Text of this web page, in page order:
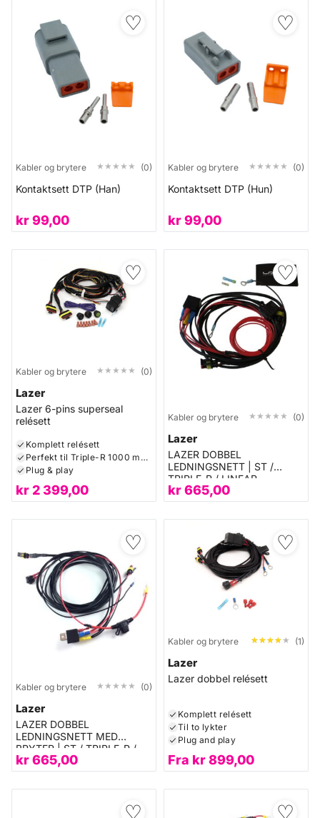
♡
Kabler og brytere ★★★★★
★★★★★ (0)
Kontaktsett DTP (Han)
kr99,00
♡
Kabler og brytere ★★★★★
★★★★★ (0)
Kontaktsett DTP (Hun)
kr99,00
♡
Kabler og brytere ★★★★★
★★★★★ (0)
Lazer
Lazer 6-pins superseal
relésett
Komplett relésett
Perfekt til Triple-R 1000 med varsellys
Plug & play
kr2 399,00
♡
Kabler og brytere ★★★★★
★★★★★ (0)
Lazer
LAZER DOBBEL
LEDNINGSNETT | ST /
TRIPLE-R / LINEAR
kr665,00
♡
Kabler og brytere ★★★★★
★★★★★ (0)
Lazer
LAZER DOBBEL
LEDNINGSNETT MED
BRYTER | ST / TRIPLE-R /
LINEAR
kr665,00
♡
Kabler og brytere ★★★★★
★★★★★ (1)
Lazer
Lazer dobbel relésett
Komplett relésett
Til to lykter
Plug and play
Fra kr899,00
♡ ♡